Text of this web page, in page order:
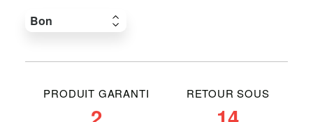
PRODUIT GARANTI RETOUR SOUS